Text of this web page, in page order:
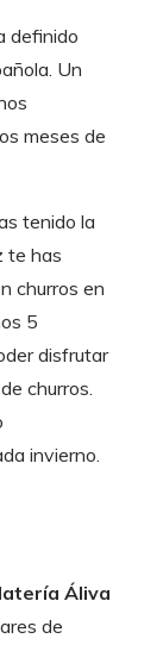
definido
Un
meses de
tenido la
te has
churros en
5
disfrutar
churros.
invierno.
Áliva
de